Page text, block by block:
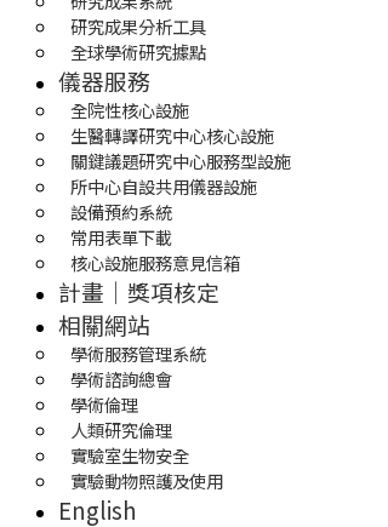
研究成果分析工具
全球學術研究據點
儀器服務
全院性核心設施
生醫轉譯研究中心核心設施
關鍵議題研究中心服務型設施
所中心自設共用儀器設施
設備預約系統
常用表單下載
核心設施服務意見信箱
計畫｜獎項核定
相關網站
學術服務管理系統
學術諮詢總會
學術倫理
人類研究倫理
實驗室生物安全
實驗動物照護及使用
English